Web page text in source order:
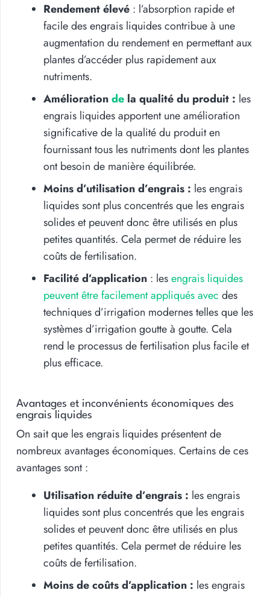
Rendement élevé : l’absorption rapide et
facile des engrais liquides contribue à une
augmentation du rendement en permettant aux
plantes d’accéder plus rapidement aux
nutriments.
Améliorationde la qualité du produit : les
engrais liquides apportent une amélioration
significative de la qualité du produit en
fournissant tous les nutriments dont les plantes
ont besoin de manière équilibrée.
Moins d’utilisation d’engrais : les engrais
liquides sont plus concentrés que les engrais
solides et peuvent donc être utilisés en plus
petites quantités. Cela permet de réduire les
coûts de fertilisation.
Facilité d’application : lesengrais liquides
peuvent être facilement appliqués avec des
techniques d’irrigation modernes telles que les
systèmes d’irrigation goutte à goutte. Cela
rend le processus de fertilisation plus facile et
plus efficace.
Avantages et inconvénients économiques des
engrais liquides
On sait que les engrais liquides présentent de
nombreux avantages économiques. Certains de ces
avantages sont :
Utilisation réduite d’engrais : les engrais
liquides sont plus concentrés que les engrais
solides et peuvent donc être utilisés en plus
petites quantités. Cela permet de réduire les
coûts de fertilisation.
Moins de coûts d’application : les engrais